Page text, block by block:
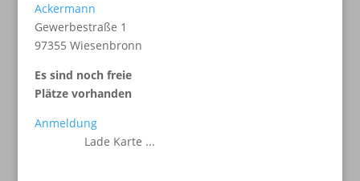
Ackermann
Gewerbestraße 1
97355 Wiesenbronn
Es sind noch freie
Plätze vorhanden
Anmeldung
Lade Karte ...